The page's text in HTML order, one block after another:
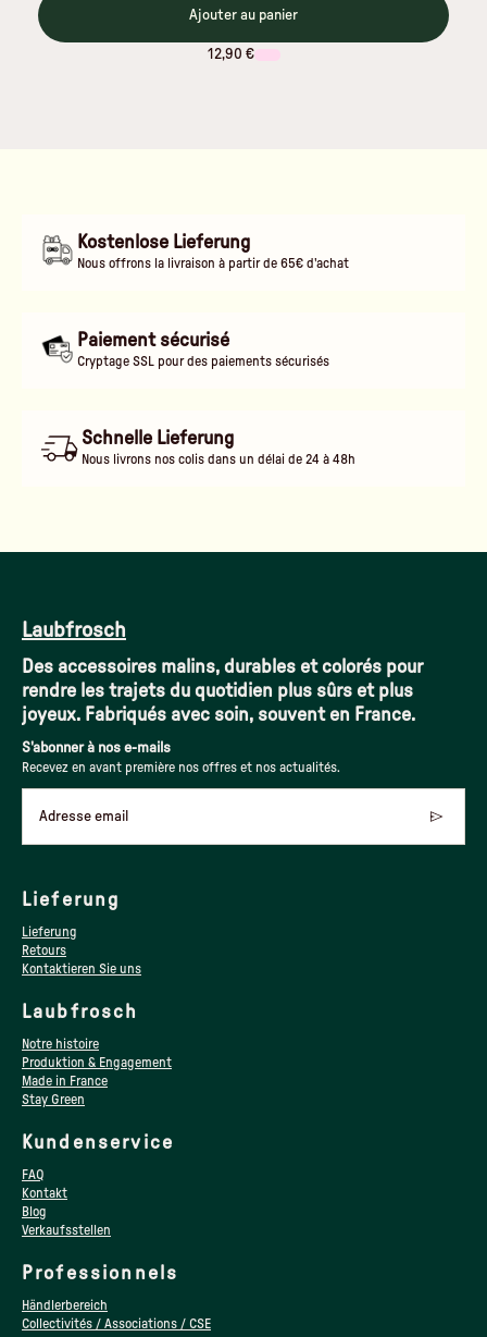
Ajouter au panier
12,90 €
Kostenlose Lieferung
Nous offrons la livraison à partir de 65€ d'achat
Paiement sécurisé
Cryptage SSL pour des paiements sécurisés
Schnelle Lieferung
Nous livrons nos colis dans un délai de 24 à 48h
Laubfrosch
Des accessoires malins, durables et colorés pour
rendre les trajets du quotidien plus sûrs et plus
joyeux. Fabriqués avec soin, souvent en France.
S'abonner à nos e-mails
Recevez en avant première nos offres et nos actualités.
Adresse email
Lieferung
Lieferung
Retours
Kontaktieren Sie uns
Laubfrosch
Notre histoire
Produktion & Engagement
Made in France
Stay Green
Kundenservice
FAQ
Kontakt
Blog
Verkaufsstellen
Professionnels
Händlerbereich
Collectivités / Associations / CSE